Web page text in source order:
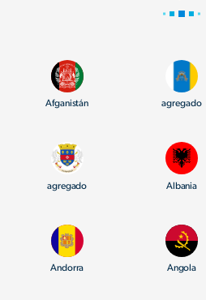
Afganistán agregado
agregado Albania
Andorra Angola